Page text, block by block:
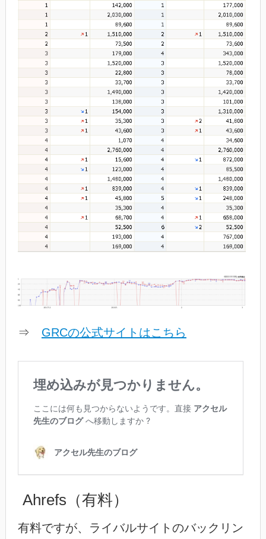
⇒ GRCの公式サイトはこちら
Ahrefs（有料）
有料ですが、ライバルサイトのバックリン